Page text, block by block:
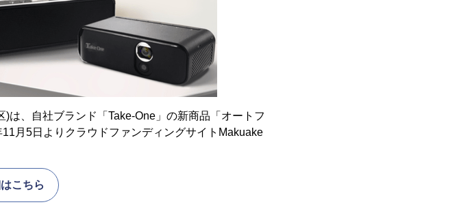
は、自社ブランド「Take-One」の新商品「オートフ
月5日よりクラウドファンディングサイトMakuake
こちら